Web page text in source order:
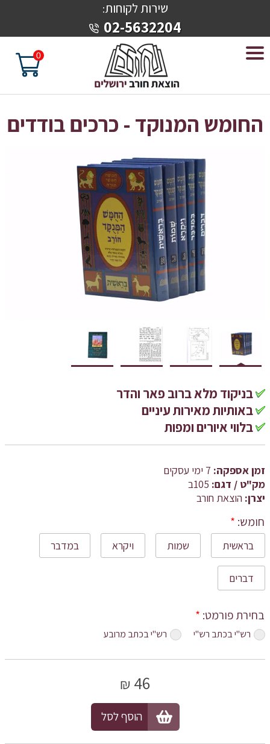
שירות לקוחות:
02-5632204
0
החומש המנוקד - כרכים בודדים
בניקוד מלא ברוב פאר והדר
באותיות מאירות עיניים
בלווי איורים ומפות
זמן אספקה: 7 ימי עסקים
מק"ט / דגם: 105ב
יצרן: הוצאת חורב
חומש: *
בראשית שמות ויקרא במדבר
דברים
בחירת פורמט: *
רש"י בכתב רש"י רש"י בכתב מרובע
46
₪
הוסף לסל